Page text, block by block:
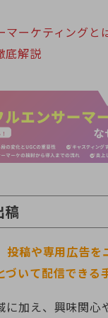
マーケティングと
底解説
稿
投稿や専用広告を
づいて配信できる
に加え、興味関心